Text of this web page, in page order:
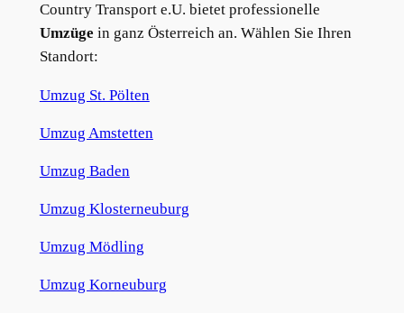
Country Transport e.U. bietet professionelle
Umzüge in ganz Österreich an. Wählen Sie Ihren
Standort:
Umzug St. Pölten
Umzug Amstetten
Umzug Baden
Umzug Klosterneuburg
Umzug Mödling
Umzug Korneuburg